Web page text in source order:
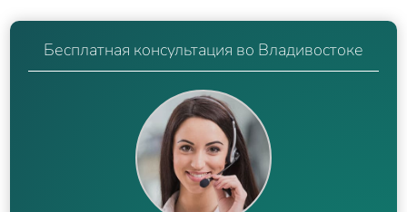
Бесплатная консультация во Владивостоке